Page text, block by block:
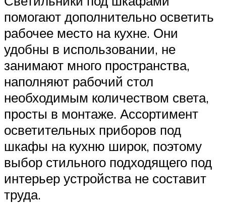
помогают дополнительно осветить
рабочее место на кухне. Они
удобны в использовании, не
занимают много пространства,
наполняют рабочий стол
необходимым количеством света,
просты в монтаже. Ассортимент
осветительных приборов под
шкафы на кухню широк, поэтому
выбор стильного подходящего под
интерьер устройства не составит
труда.